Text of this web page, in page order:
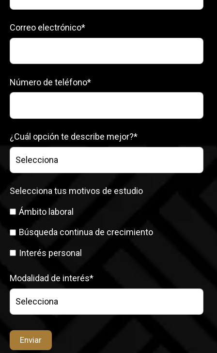
Correo electrónico*
Número de teléfono*
¿Cuál opción te describe mejor?*
Selecciona tus motivos de estudio
Ámbito laboral
Búsqueda continua de crecimiento
Interés personal
Modalidad de interés*